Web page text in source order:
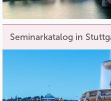
Seminarkatalog in